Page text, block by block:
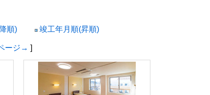
順) 竣工年月順(昇順)
ージ→ ]